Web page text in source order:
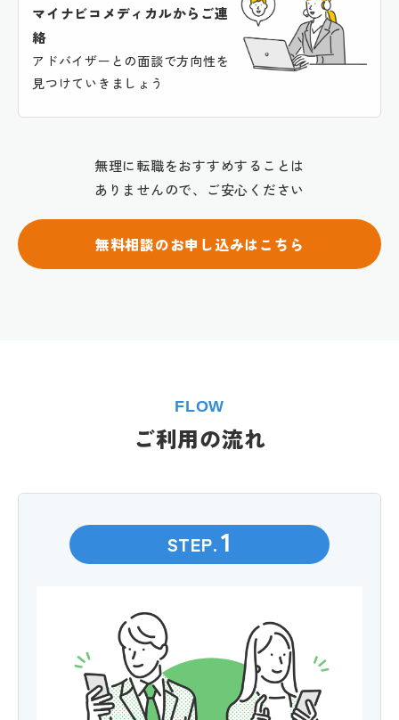
マイナビコメディカルからご連
絡
アドバイザーとの面談で方向性を
見つけていきましょう
無理に転職をおすすめすることは
ありませんので、ご安心ください
無料相談のお申し込みはこちら
FLOW
ご利用の流れ
STEP.1